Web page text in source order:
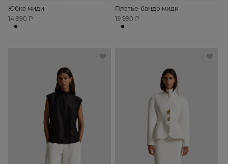
Юбка миди
14 990 ₽
Платье-бандо миди
19 990 ₽